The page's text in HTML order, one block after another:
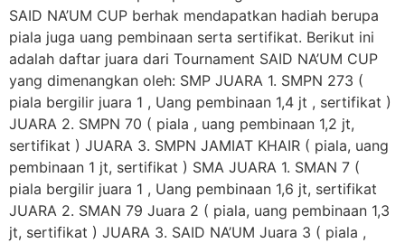
SAID NA’UM CUP berhak mendapatkan hadiah berupa
piala juga uang pembinaan serta sertifikat. Berikut ini
adalah daftar juara dari Tournament SAID NA’UM CUP
yang dimenangkan oleh: SMP JUARA 1. SMPN 273 (
piala bergilir juara 1 , Uang pembinaan 1,4 jt , sertifikat )
JUARA 2. SMPN 70 ( piala , uang pembinaan 1,2 jt,
sertifikat ) JUARA 3. SMPN JAMIAT KHAIR ( piala, uang
pembinaan 1 jt, sertifikat ) SMA JUARA 1. SMAN 7 (
piala bergilir juara 1 , Uang pembinaan 1,6 jt, sertifikat
JUARA 2. SMAN 79 Juara 2 ( piala, uang pembinaan 1,3
jt, sertifikat ) JUARA 3. SAID NA’UM Juara 3 ( piala ,